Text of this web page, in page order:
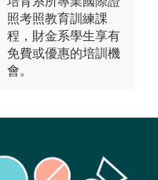
照考照教育訓練課
程，財金系學生享有
免費或優惠的培訓機
會。